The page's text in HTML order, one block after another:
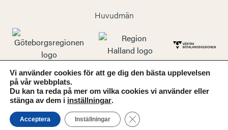
Huvudmän
Vi använder cookies för att ge dig den bästa upplevelsen
på vår webbplats.
Du kan ta reda på mer om vilka cookies vi använder eller
stänga av dem i inställningar.
Acceptera Inställningar Close GDPR Cookie Banner